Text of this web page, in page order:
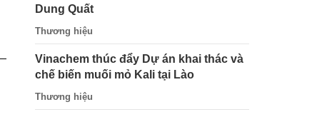
Dung Quất
Thương hiệu
Vinachem thúc đẩy Dự án khai thác và
chế biến muối mỏ Kali tại Lào
Thương hiệu